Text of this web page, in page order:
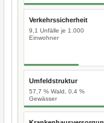
Verkehrssicherheit
9,1 Unfälle je 1.000
Einwohner
Umfeldstruktur
57,7 % Wald, 0,4 %
Gewässer